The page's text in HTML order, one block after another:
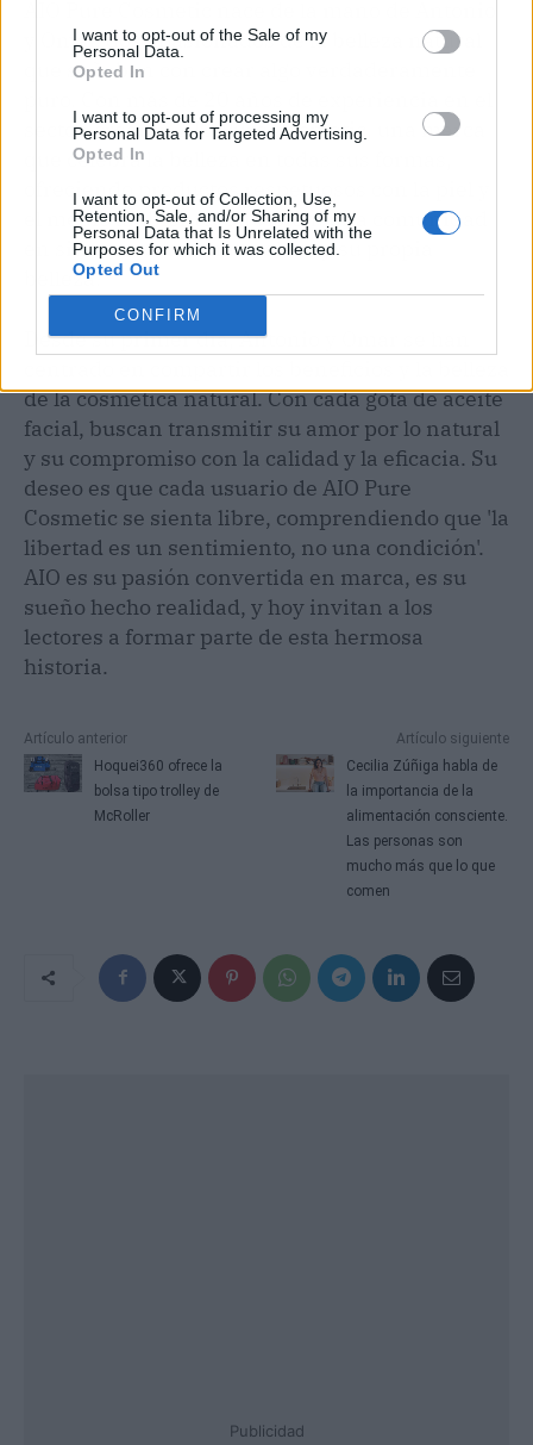
I want to opt-out of the Sale of my
Personal Data.
Opted In
I want to opt-out of processing my
Personal Data for Targeted Advertising.
Opted In
I want to opt-out of Collection, Use,
Retention, Sale, and/or Sharing of my
Personal Data that Is Unrelated with the
Purposes for which it was collected.
Opted Out
CONFIRM
y Omar, dos apasionados de la belleza natural
que soñaban con crear algo verdaderamente
sector, crearon AIO Pure Cosmetic, una marca
que celebra la belleza en todas sus formas,
ofreciendo productos respetuosos con la piel y
el medio ambiente. Su visión: una comunidad
en sintonía con la naturaleza y su propia
belleza.
Desde su primer día, Antonio y Omar se han
de la cosmética natural. Con cada gota de aceite
facial, buscan transmitir su amor por lo natural
y su compromiso con la calidad y la eficacia. Su
deseo es que cada usuario de AIO Pure
Cosmetic se sienta libre, comprendiendo que 'la
libertad es un sentimiento, no una condición'.
AIO es su pasión convertida en marca, es su
sueño hecho realidad, y hoy invitan a los
lectores a formar parte de esta hermosa
historia.
Artículo anterior
Hoquei360 ofrece la
bolsa tipo trolley de
McRoller
Artículo siguiente
Cecilia Zúñiga habla de
la importancia de la
alimentación consciente.
Las personas son
mucho más que lo que
comen
Publicidad